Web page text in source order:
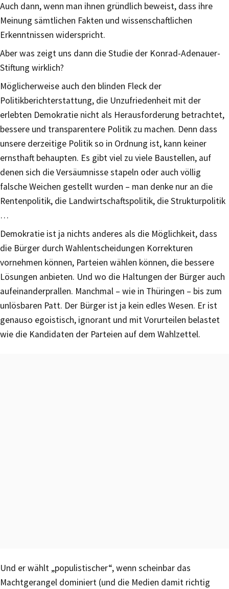
Auch dann, wenn man ihnen gründlich beweist, dass ihre
Meinung sämtlichen Fakten und wissenschaftlichen
Erkenntnissen widerspricht.
Aber was zeigt uns dann die Studie der Konrad-Adenauer-
Stiftung wirklich?
Möglicherweise auch den blinden Fleck der
Politikberichterstattung, die Unzufriedenheit mit der
erlebten Demokratie nicht als Herausforderung betrachtet,
bessere und transparentere Politik zu machen. Denn dass
unsere derzeitige Politik so in Ordnung ist, kann keiner
ernsthaft behaupten. Es gibt viel zu viele Baustellen, auf
denen sich die Versäumnisse stapeln oder auch völlig
falsche Weichen gestellt wurden – man denke nur an die
Rentenpolitik, die Landwirtschaftspolitik, die Strukturpolitik
…
Demokratie ist ja nichts anderes als die Möglichkeit, dass
die Bürger durch Wahlentscheidungen Korrekturen
vornehmen können, Parteien wählen können, die bessere
Lösungen anbieten. Und wo die Haltungen der Bürger auch
aufeinanderprallen. Manchmal – wie in Thüringen – bis zum
unlösbaren Patt. Der Bürger ist ja kein edles Wesen. Er ist
genauso egoistisch, ignorant und mit Vorurteilen belastet
wie die Kandidaten der Parteien auf dem Wahlzettel.
Und er wählt „populistischer“, wenn scheinbar das
Machtgerangel dominiert (und die Medien damit richtig